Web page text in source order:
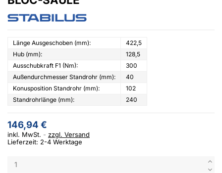
Länge Ausgeschoben (mm):
422,5
Hub (mm):
128,5
Ausschubkraft F1 (Nm):
300
Außendurchmesser Standrohr (mm):
40
Konusposition Standrohr (mm):
102
Standrohrlänge (mm):
240
146,94 €
inkl. MwSt.
zzgl. Versand
Lieferzeit: 2-4 Werktage